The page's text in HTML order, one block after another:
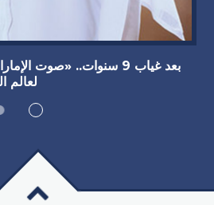
بعد غياب 9 سنوات.. «صوت
لعالم